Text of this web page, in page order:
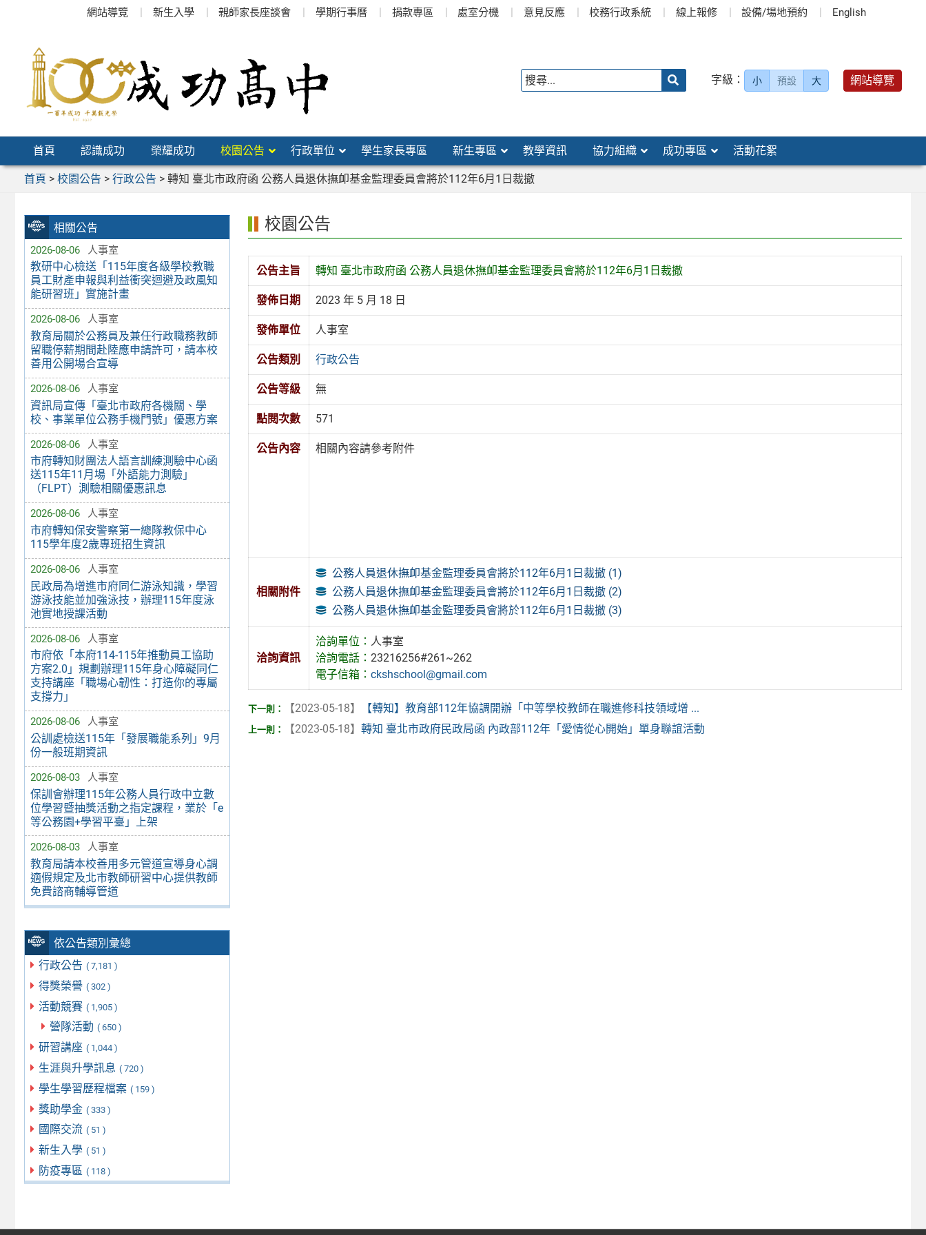
網站導覽 新生入學 親師家長座談會 學期行事曆 捐款專區 處室分機 意見反應 校務行政系統 線上報修 設備/場地預約 English
字級： 小 預設 大 網站導覽
首頁 認識成功 榮耀成功 校園公告 行政單位 學生家長專區 新生專區 教學資訊 協力組織 成功專區 活動花絮
首頁 > 校園公告 > 行政公告 > 轉知 臺北市政府函 公務人員退休撫卹基金監理委員會將於112年6月1日裁撤
相關公告
2026-08-06 人事室
教研中心檢送「115年度各級學校教職
員工財產申報與利益衝突迴避及政風知
能研習班」實施計畫
2026-08-06 人事室
教育局關於公務員及兼任行政職務教師
留職停薪期間赴陸應申請許可，請本校
善用公開場合宣導
2026-08-06 人事室
資訊局宣傳「臺北市政府各機關、學
校、事業單位公務手機門號」優惠方案
2026-08-06 人事室
市府轉知財團法人語言訓練測驗中心函
送115年11月場「外語能力測驗」
（FLPT）測驗相關優惠訊息
2026-08-06 人事室
市府轉知保安警察第一總隊教保中心
115學年度2歲專班招生資訊
2026-08-06 人事室
民政局為增進市府同仁游泳知識，學習
游泳技能並加強泳技，辦理115年度泳
池實地授課活動
2026-08-06 人事室
市府依「本府114-115年推動員工協助
方案2.0」規劃辦理115年身心障礙同仁
支持講座「職場心韌性：打造你的專屬
支撐力」
2026-08-06 人事室
公訓處檢送115年「發展職能系列」9月
份一般班期資訊
2026-08-03 人事室
保訓會辦理115年公務人員行政中立數
位學習暨抽獎活動之指定課程，業於「e
等公務園+學習平臺」上架
2026-08-03 人事室
教育局請本校善用多元管道宣導身心調
適假規定及北市教師研習中心提供教師
免費諮商輔導管道
依公告類別彙總
行政公告 ( 7,181 )
得獎榮譽 ( 302 )
活動競賽 ( 1,905 )
營隊活動 ( 650 )
研習講座 ( 1,044 )
生涯與升學訊息 ( 720 )
學生學習歷程檔案 ( 159 )
獎助學金 ( 333 )
國際交流 ( 51 )
新生入學 ( 51 )
防疫專區 ( 118 )
校園公告
公告主旨 轉知 臺北市政府函 公務人員退休撫卹基金監理委員會將於112年6月1日裁撤
發佈日期 2023 年 5 月 18 日
發佈單位 人事室
公告類別 行政公告
公告等級 無
點閱次數 571
公告內容 相關內容請參考附件
相關附件
公務人員退休撫卹基金監理委員會將於112年6月1日裁撤 (1)
公務人員退休撫卹基金監理委員會將於112年6月1日裁撤 (2)
公務人員退休撫卹基金監理委員會將於112年6月1日裁撤 (3)
洽詢資訊
洽詢單位： 人事室
洽詢電話：23216256#261~262
電子信箱：ckshschool@gmail.com
【2023-05-18】
【轉知】教育部112年協調開辦「中等學校教師在職進修科技領域增 ...
【2023-05-18】 轉知 臺北市政府民政局函 內政部112年「愛情從心開始」單身聯誼活動